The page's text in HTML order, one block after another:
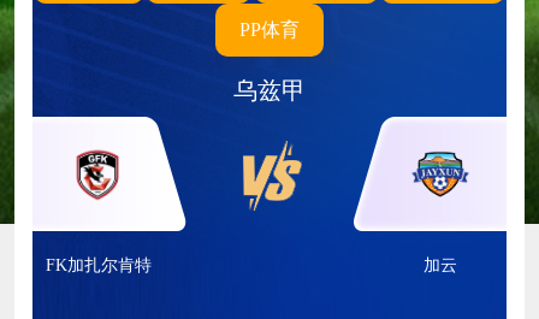
PP体育
乌兹甲
FK加扎尔肯特 加云